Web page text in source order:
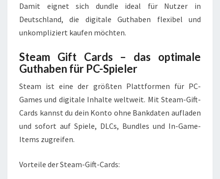
Damit eignet sich dundle ideal für Nutzer in
Deutschland, die digitale Guthaben flexibel und
unkompliziert kaufen möchten.
Steam Gift Cards – das optimale
Guthaben für PC-Spieler
Steam ist eine der größten Plattformen für PC-
Games und digitale Inhalte weltweit. Mit Steam-Gift-
Cards kannst du dein Konto ohne Bankdaten aufladen
und sofort auf Spiele, DLCs, Bundles und In-Game-
Items zugreifen.
Vorteile der Steam-Gift-Cards: